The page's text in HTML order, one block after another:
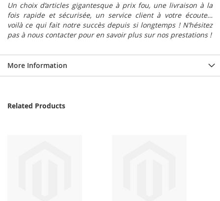
Un choix d’articles gigantesque à prix fou, une livraison à la
fois rapide et sécurisée, un service client à votre écoute…
voilà ce qui fait notre succès depuis si longtemps ! N’hésitez
pas à nous contacter pour en savoir plus sur nos prestations !
More Information
Related Products